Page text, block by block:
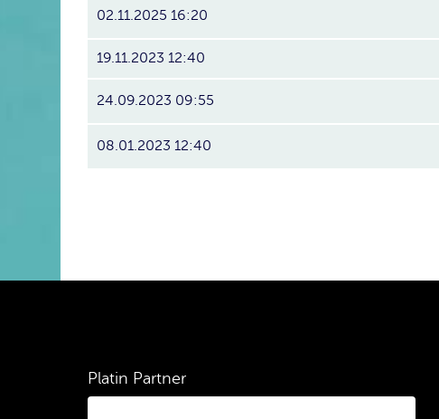
02.11.2025 16:20
19.11.2023 12:40
24.09.2023 09:55
08.01.2023 12:40
Platin Partner